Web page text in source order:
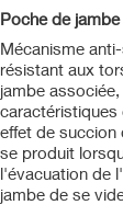
Poche de
Mécanisme
résistant aux
jambe
caractéristiques
effet de succion
se produit
l'évacuation de
jambe de se